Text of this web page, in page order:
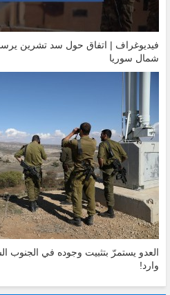
فيديوغراف | اتفاق حول سد تشرين
شمال سوريا
العدو يستمرّ بتثبيت وجوده في الجنوب
وارد!